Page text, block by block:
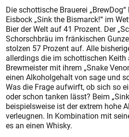
Die schottische Brauerei
Eisbock „Sink the Bismarck!“ im
Bier der Welt auf 41 Prozent. Der
Schorschbräu im fränkischen
stolzen 57 Prozent auf. Alle
allerdings die im schottischen Keith
Brewmeister mit ihrem „Snake
einen Alkoholgehalt von sage und
Was die Frage aufwirft, ob sich so
oder schon tanken lässt? Beim
beispielsweise ist der extrem hohe
verleugnen. In Kombination mit
es an einen Whisky.